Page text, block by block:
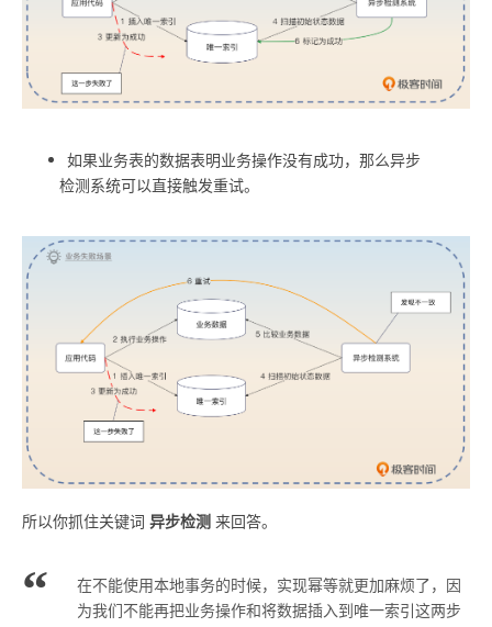
如果业务表的数据表明业务操作没有成功，那么异步
检测系统可以直接触发重试。
所以你抓住关键词 异步检测 来回答。
在不能使用本地事务的时候，实现幂等就更加麻烦了，因
为我们不能再把业务操作和将数据插入到唯一索引这两步